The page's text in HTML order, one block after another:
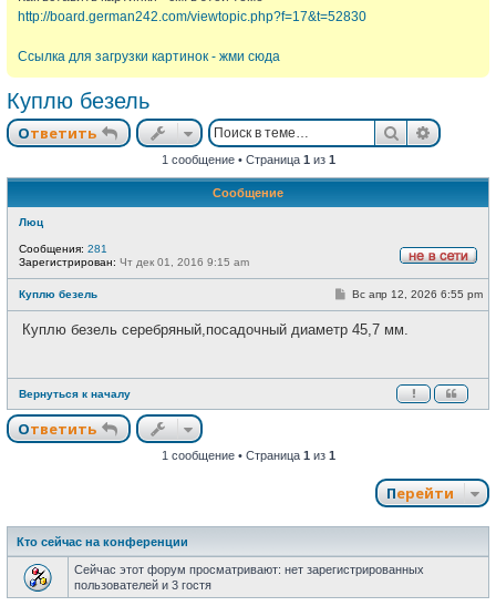
http://board.german242.com/viewtopic.php?f=17&t=52830
Ссылка для загрузки картинок - жми сюда
Куплю безель
Ответить Поиск
1 сообщение • Страница 1 из 1
Сообщение
Люц
в
с
Сообщения: 281
Зарегистрирован: Чт дек 01, 2016 9:15 am
Куплю безель
С
б
Вс апр 12, 2026 6:55 pm
Куплю безель серебряный,посадочный диаметр 45,7 мм.
Вернуться к началу
Ответить
1 сообщение • Страница 1 из 1
Перейти
Кто сейчас на конференции
Сейчас этот форум просматривают: нет зарегистрированных
пользователей и 3 гостя